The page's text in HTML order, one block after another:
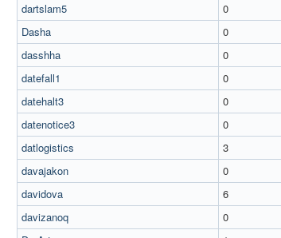
dartslam5
0
Dasha
0
dasshha
0
datefall1
0
datehalt3
0
datenotice3
0
datlogistics
3
davajakon
0
davidova
6
davizanoq
0